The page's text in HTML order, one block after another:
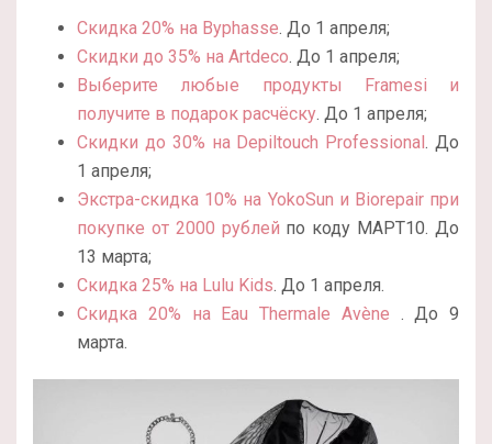
Скидка 20% на Byphasse. До 1 апреля;
Скидки до 35% на Artdeco. До 1 апреля;
Выберите любые продукты Framesi и
получите в подарок расчёску. До 1 апреля;
Скидки до 30% на Depiltouch Professional. До
1 апреля;
Экстра-скидка 10% на YokoSun и Biorepair при
покупке от 2000 рублей по коду МАРТ10. До
13 марта;
Скидка 25% на Lulu Kids. До 1 апреля.
Скидка 20% на Eau Thermale Avène . До 9
марта.